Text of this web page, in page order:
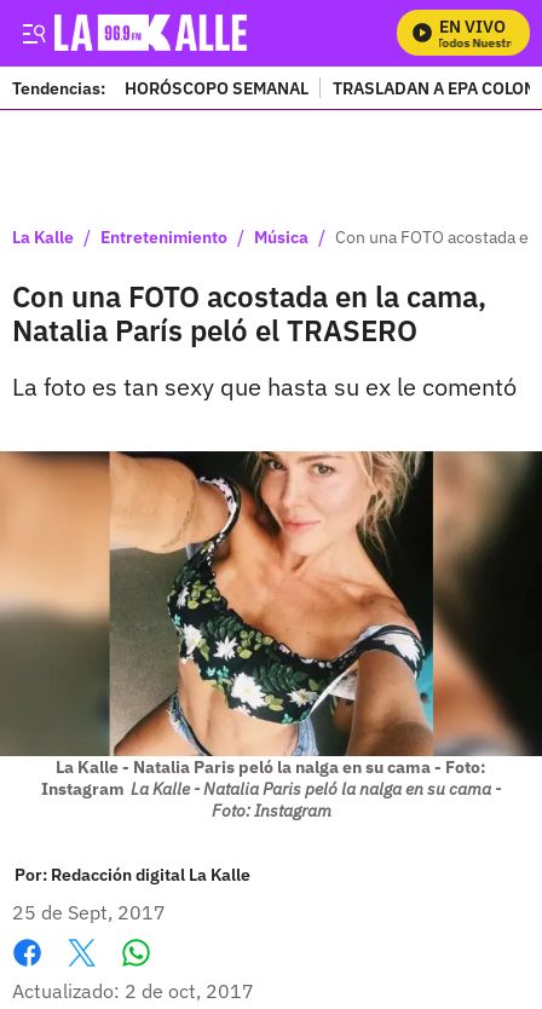
EN VIVO
Mira Todos Nuestros
Tendencias: HORÓSCOPO SEMANAL TRASLADAN A EPA
La Kalle / Entretenimiento / Música / Con una FOTO acostada
Con una FOTO acostada en la cama,
Natalia París peló el TRASERO
La foto es tan sexy que hasta su ex le comentó
La Kalle - Natalia Paris peló la nalga en su cama - Foto:
Instagram La Kalle - Natalia Paris peló la nalga en su cama -
Foto: Instagram
Por: Redacción digital La Kalle
25 de Sept, 2017
Facebook
X
Actualizado: 2 de oct, 2017